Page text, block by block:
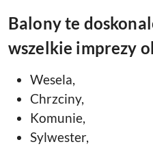
Balony te
wszelkie imprezy
Wesela,
Chrzciny,
Komunie,
Sylwester,